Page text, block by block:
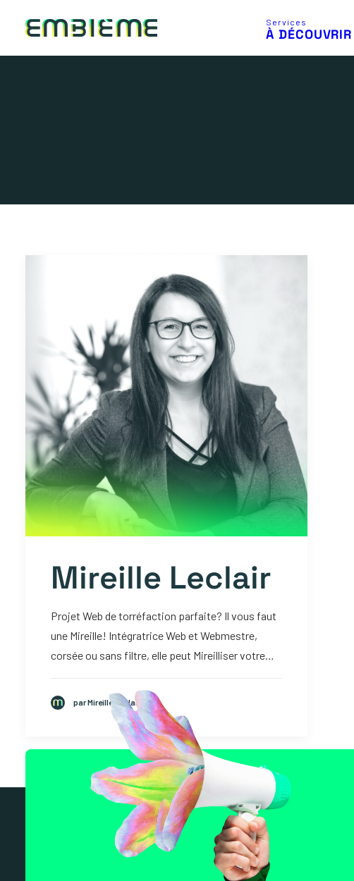
Services
À DÉCOUVRIR
Mireille Leclair
Projet Web de torréfaction parfaite? Il vous faut
une Mireille! Intégratrice Web et Webmestre,
corsée ou sans filtre, elle peut Mireilliser votre…
par Mireille Leclair